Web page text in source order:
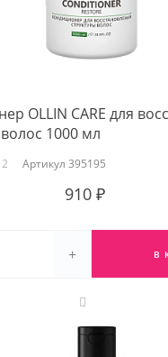
OLLIN CARE для
1000 мл
2 Артикул 395195
910 ₽
+ В